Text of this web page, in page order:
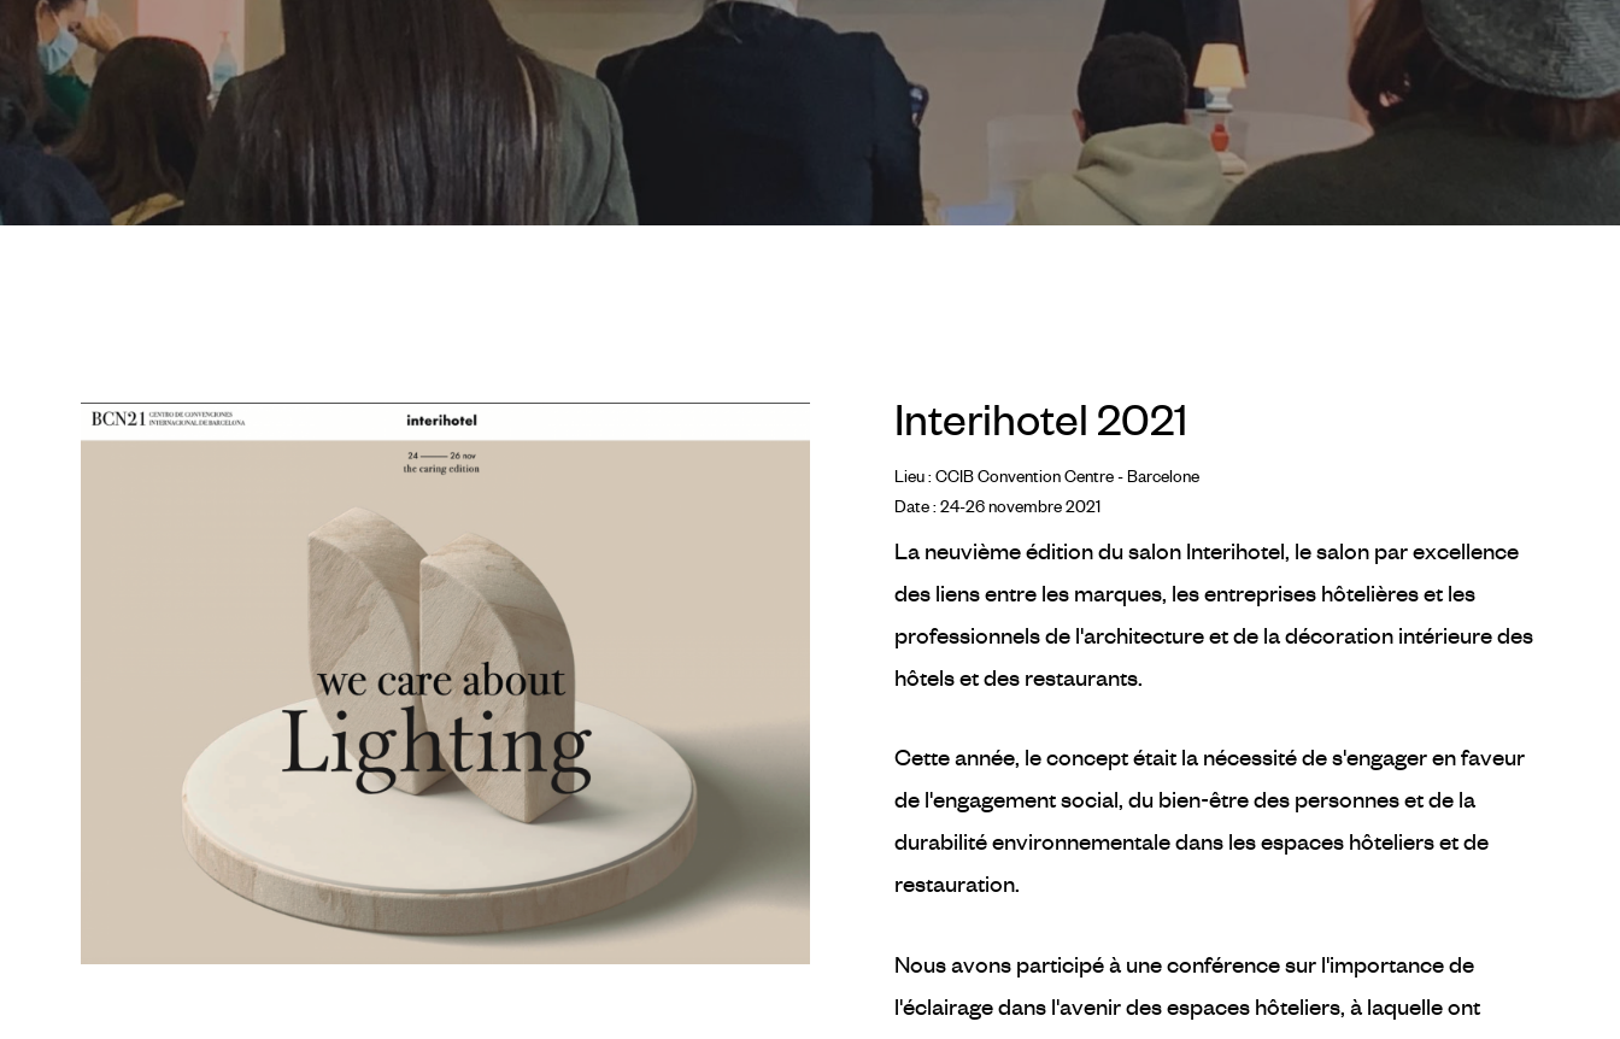
Interihotel 2021
Lieu : CCIB Convention Centre - Barcelone
Date : 24-26 novembre 2021
La neuvième édition du salon Interihotel, le salon par excellence
des liens entre les marques, les entreprises hôtelières et les
professionnels de l'architecture et de la décoration intérieure des
hôtels et des restaurants.
Cette année, le concept était la nécessité de s'engager en faveur
de l'engagement social, du bien-être des personnes et de la
durabilité environnementale dans les espaces hôteliers et de
restauration.
Nous avons participé à une conférence sur l'importance de
l'éclairage dans l'avenir des espaces hôteliers, à laquelle ont